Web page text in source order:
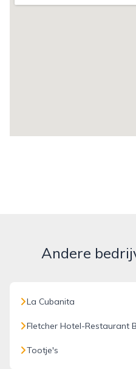
Andere
La Cubanita
Fletcher Hotel-Restaurant
Tootje's